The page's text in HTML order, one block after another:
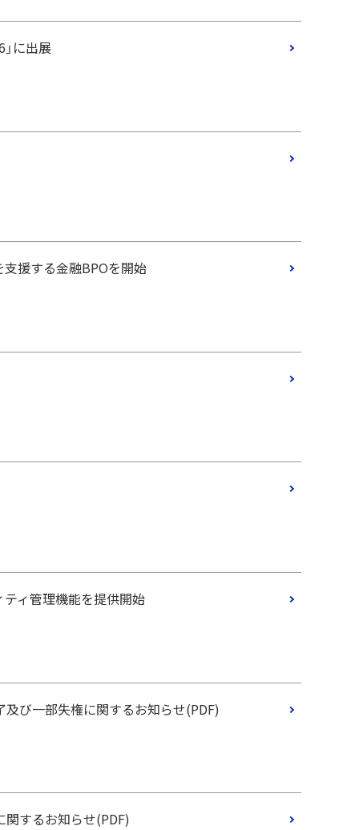
に出展
援する金融BPOを開始
ィ管理機能を提供開始
び一部失権に関するお知らせ(PDF)
するお知らせ(PDF)